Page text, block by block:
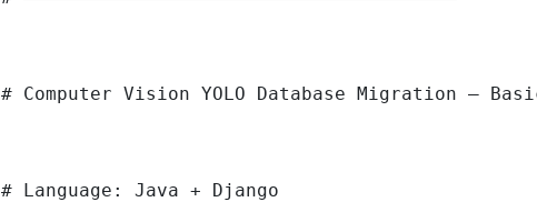
# Computer Vision YOLO Database Migration —
# Language: Java + Django